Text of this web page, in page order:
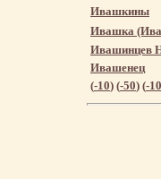
Ивашкины
Ивашка
Ивашинцев
Ивашенец
(-10) (-50) (-